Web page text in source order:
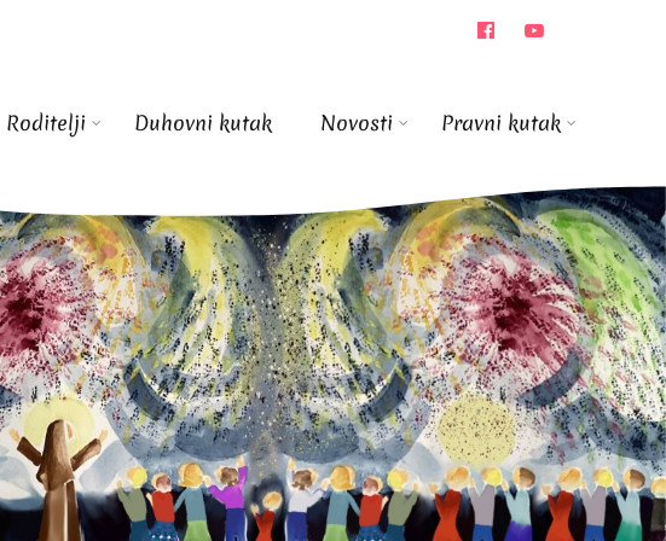
Roditelji Duhovni kutak Novosti Pravni kutak